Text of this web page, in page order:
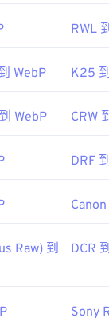
RWL
WebP K25
WebP CRW
DRF
Raw) 到
DCR
Sony